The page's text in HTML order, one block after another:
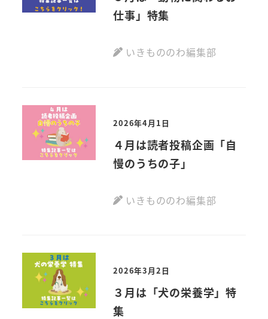
仕事」特集
いきもののわ編集部
2026年4月1日
４月は読者投稿企画「自
慢のうちの子」
いきもののわ編集部
2026年3月2日
３月は「犬の栄養学」特
集